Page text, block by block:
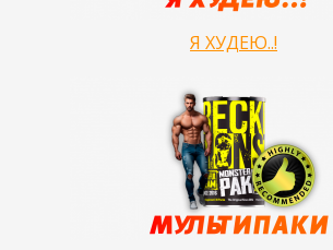
Я ХУДЕЮ..!